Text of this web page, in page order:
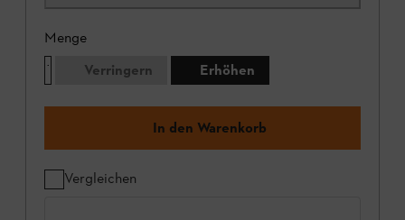
Menge
Verringern
Erhöhen
In den Warenkorb
Vergleichen